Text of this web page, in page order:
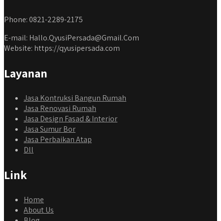
Phone: 0821-2289-2175
E-mail: Hallo.QyusiPersada@Gmail.Com
Website: https://qyusipersada.com
Layanan
Jasa Kontruksi Bangun Rumah
Jasa Renovasi Rumah
Jasa Design Fasad & Interior
Jasa Sumur Bor
Jasa Perbaikan Atap
Dll
Link
Home
About Us